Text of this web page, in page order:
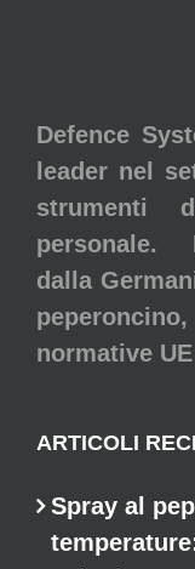
Defence
leader nel
strumenti
personale.
dalla
normative
ARTICOLI
Spray al